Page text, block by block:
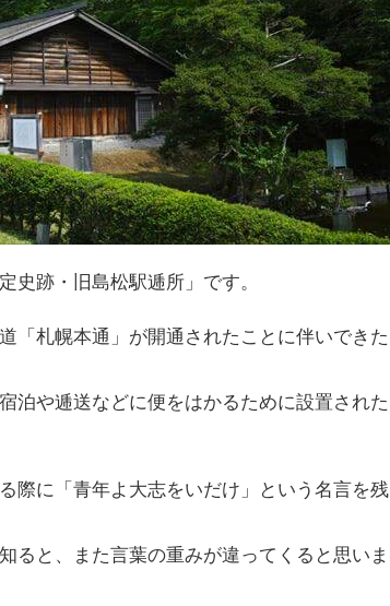
史跡・旧島松駅逓所」です。
「札幌本通」が開通されたことに伴いできた
泊や逓送などに便をはかるために設置された
際に「青年よ大志をいだけ」という名言を残
ると、また言葉の重みが違ってくると思いま